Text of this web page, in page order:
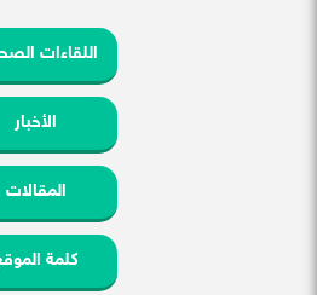
اللقاءات
الأخبار
المقالات
كلمة